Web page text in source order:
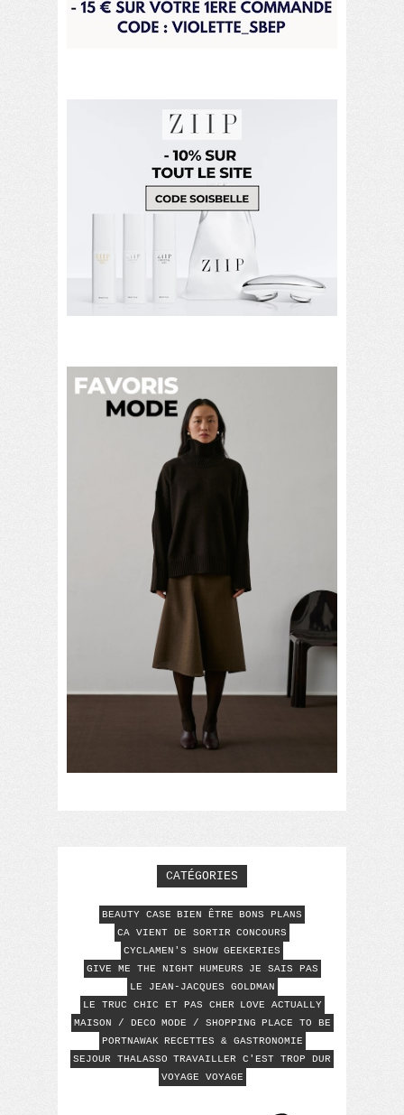
CATÉGORIES
BEAUTY CASE BIEN ÊTRE BONS PLANS
CA VIENT DE SORTIR CONCOURS
CYCLAMEN'S SHOW GEEKERIES
GIVE ME THE NIGHT HUMEURS
JE SAIS PAS
LE JEAN-JACQUES GOLDMAN
LE TRUC CHIC ET PAS CHER
LOVE ACTUALLY
MAISON / DECO MODE / SHOPPING PLACE TO BE
PORTNAWAK RECETTES & GASTRONOMIE
SEJOUR THALASSO TRAVAILLER C'EST TROP DUR
VOYAGE VOYAGE